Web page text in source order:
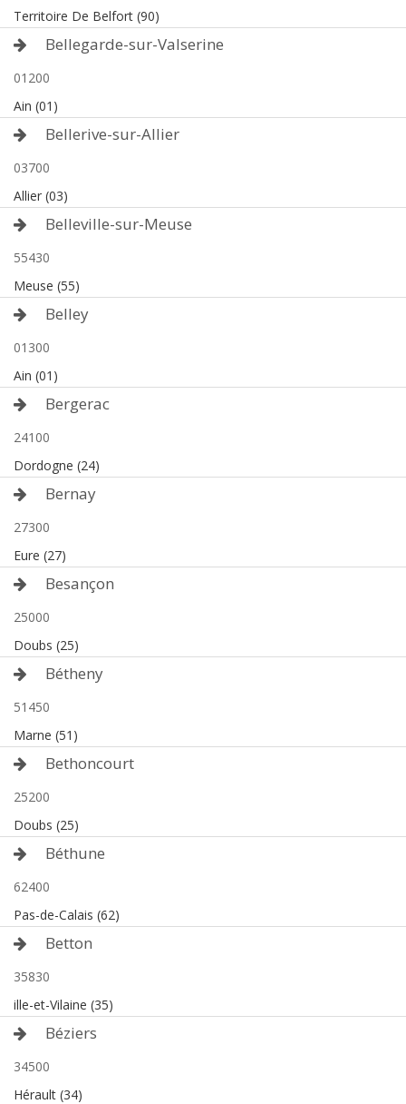
Territoire De Belfort (90)
Bellegarde-sur-Valserine
01200
Ain (01)
Bellerive-sur-Allier
03700
Allier (03)
Belleville-sur-Meuse
55430
Meuse (55)
Belley
01300
Ain (01)
Bergerac
24100
Dordogne (24)
Bernay
27300
Eure (27)
Besançon
25000
Doubs (25)
Bétheny
51450
Marne (51)
Bethoncourt
25200
Doubs (25)
Béthune
62400
Pas-de-Calais (62)
Betton
35830
ille-et-Vilaine (35)
Béziers
34500
Hérault (34)